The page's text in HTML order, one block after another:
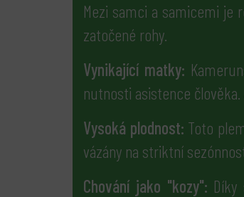
Mezi samci a samicemi je
zatočené rohy.
Vynikající matky:
nutnosti asistence
Vysoká plodnost: Toto
vázány na striktní
Chování jako "kozy":